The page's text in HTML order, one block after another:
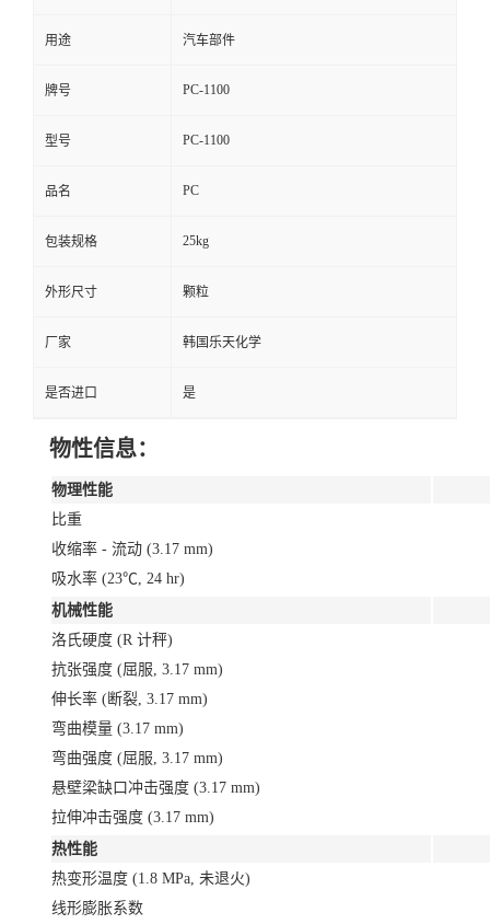
用途 汽车部件
牌号 PC-1100
型号 PC-1100
品名 PC
包装规格 25kg
外形尺寸 颗粒
厂家 韩国乐天化学
是否进口 是
物性信息：
物理性能
比重
收缩率 - 流动 (3.17 mm)
吸水率 (23℃, 24 hr)
机械性能
洛氏硬度 (R 计秤)
抗张强度 (屈服, 3.17 mm)
伸长率 (断裂, 3.17 mm)
弯曲模量 (3.17 mm)
弯曲强度 (屈服, 3.17 mm)
悬壁梁缺口冲击强度 (3.17 mm)
拉伸冲击强度 (3.17 mm)
热性能
热变形温度 (1.8 MPa, 未退火)
线形膨胀系数